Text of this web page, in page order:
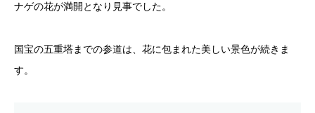
ナゲの花が満開となり見事でした。
国宝の五重塔までの参道は、花に包まれた美しい景色が続きま
す。